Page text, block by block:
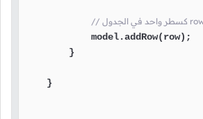
            model.addRow(row);
        }
    }